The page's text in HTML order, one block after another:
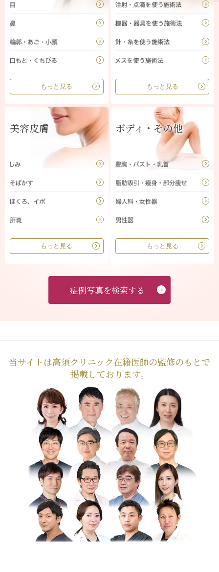
もっと見る もっと見る
美容皮膚
もっと見る
ボディ・その他
もっと見る
症例写真を検索する
当サイトは高須クリニック在籍医師の監修のもとで
掲載しております。